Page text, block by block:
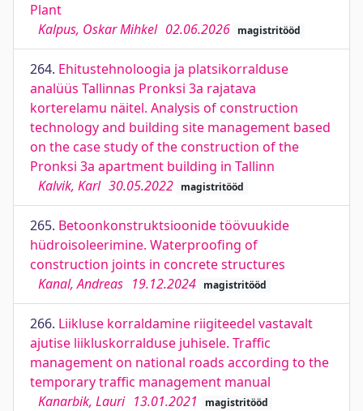
Plant
Kalpus, Oskar Mihkel 02.06.2026 magistritööd
264. Ehitustehnoloogia ja platsikorralduse
analüüs Tallinnas Pronksi 3a rajatava
korterelamu näitel. Analysis of construction
technology and building site management based
on the case study of the construction of the
Pronksi 3a apartment building in Tallinn
Kalvik, Karl 30.05.2022 magistritööd
265. Betoonkonstruktsioonide töövuukide
hüdroisoleerimine. Waterproofing of
construction joints in concrete structures
Kanal, Andreas 19.12.2024 magistritööd
266. Liikluse korraldamine riigiteedel vastavalt
ajutise liikluskorralduse juhisele. Traffic
management on national roads according to the
temporary traffic management manual
Kanarbik, Lauri 13.01.2021 magistritööd